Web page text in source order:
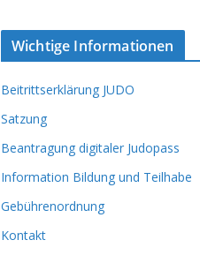
Wichtige Informationen
Beitrittserklärung JUDO
Satzung
Beantragung digitaler Judopass
Information Bildung und Teilhabe
Gebührenordnung
Kontakt